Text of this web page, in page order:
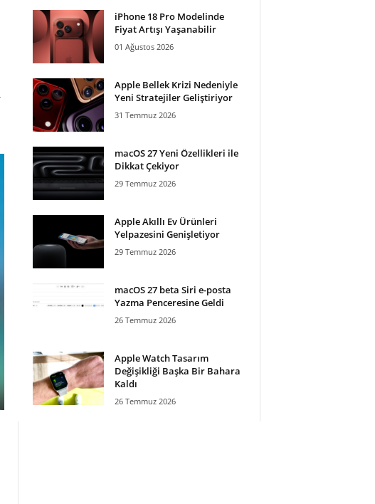
iPhone 18 Pro Modelinde
Fiyat Artışı Yaşanabilir
01 Ağustos 2026
Apple Bellek Krizi Nedeniyle
Yeni Stratejiler Geliştiriyor
31 Temmuz 2026
macOS 27 Yeni Özellikleri ile
Dikkat Çekiyor
29 Temmuz 2026
Apple Akıllı Ev Ürünleri
Yelpazesini Genişletiyor
29 Temmuz 2026
macOS 27 beta Siri e-posta
Yazma Penceresine Geldi
26 Temmuz 2026
Apple Watch Tasarım
Değişikliği Başka Bir Bahara
Kaldı
26 Temmuz 2026